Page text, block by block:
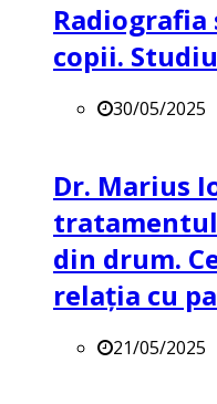
copii. Studiu
30/05/2025
Dr. Marius
din drum.
relația cu
21/05/2025